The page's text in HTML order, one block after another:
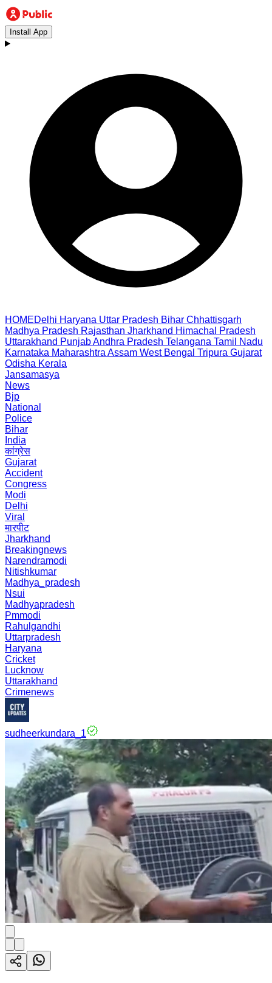
Install App
HOMEDelhi Haryana Uttar Pradesh Bihar Chhattisgarh
Madhya Pradesh Rajasthan Jharkhand Himachal Pradesh
Uttarakhand PunjabAndhra Pradesh Telangana Tamil Nadu
Karnataka Maharashtra Assam West Bengal Tripura Gujarat
Odisha Kerala
Jansamasya
News
Bjp
National
Police
Bihar
India
कांग्रेस
Gujarat
Accident
Congress
Modi
Delhi
Viral
मारपीट
Jharkhand
Breakingnews
Narendramodi
Nitishkumar
Madhya_pradesh
Nsui
Madhyapradesh
Pmmodi
Rahulgandhi
Uttarpradesh
Haryana
Cricket
Lucknow
Uttarakhand
Crimenews
sudheerkundara_1